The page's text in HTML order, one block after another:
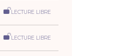
LECTURE LIBRE
LECTURE LIBRE